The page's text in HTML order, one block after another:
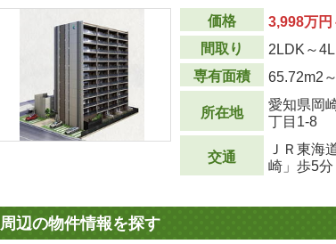
価格
3,998万円
間取り
2LDK～
専有面積
65.72m2
所在地
愛知県岡
丁目1-8
交通
ＪＲ東海
崎」歩5分
周辺の物件情報を探す